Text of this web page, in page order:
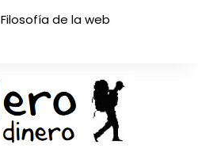
Filosofía de la web